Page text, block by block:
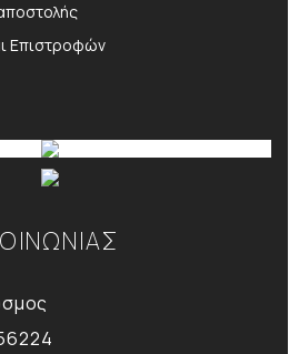
Επιστροφών